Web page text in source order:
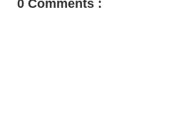
0 Comments :